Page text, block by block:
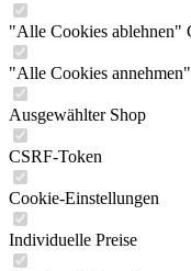
"Alle Cookies ablehnen"
"Alle Cookies
Ausgewählter Shop
CSRF-Token
Cookie-Einstellungen
Individuelle Preise